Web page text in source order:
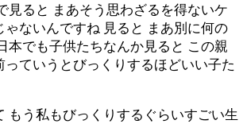
見ると まあそう思わざるを得ないケ
ゃないんですね 見ると まあ別に何の
本でも子供たちなんか見ると この親
っていうとびっくりするほどいい子た
もう私もびっくりするぐらいすごい生